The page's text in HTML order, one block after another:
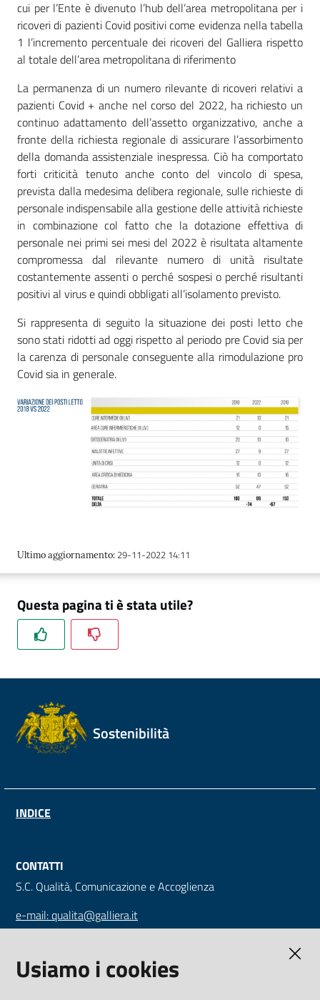
cui per l’Ente è divenuto l’hub dell’area metropolitana per i
ricoveri di pazienti Covid positivi come evidenza nella tabella
1 l’incremento percentuale dei ricoveri del Galliera rispetto
al totale dell’area metropolitana di riferimento
La permanenza di un numero rilevante di ricoveri relativi a
pazienti Covid + anche nel corso del 2022, ha richiesto un
continuo adattamento dell’assetto organizzativo, anche a
fronte della richiesta regionale di assicurare l’assorbimento
della domanda assistenziale inespressa. Ciò ha comportato
forti criticità tenuto anche conto del vincolo di spesa,
prevista dalla medesima delibera regionale, sulle richieste di
personale indispensabile alla gestione delle attività richieste
in combinazione col fatto che la dotazione effettiva di
personale nei primi sei mesi del 2022 è risultata altamente
compromessa dal rilevante numero di unità risultate
costantemente assenti o perché sospesi o perché risultanti
positivi al virus e quindi obbligati all’isolamento previsto.
Si rappresenta di seguito la situazione dei posti letto che
sono stati ridotti ad oggi rispetto al periodo pre Covid sia per
la carenza di personale conseguente alla rimodulazione pro
Covid sia in generale.
Ultimo aggiornamento: 29-11-2022 14:11
Questa pagina ti è stata utile?
Sostenibilità
INDICE
CONTATTI
S.C. Qualità, Comunicazione e Accoglienza
e-mail: qualita@galliera.it
Ente Ospedaliero Ospedali Galliera
Usiamo i cookies